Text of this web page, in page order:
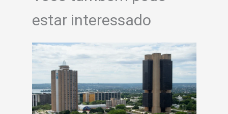
estar interessado